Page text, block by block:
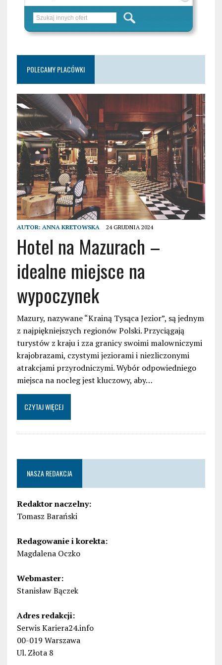
POLECAMY PLACÓWKI
AUTOR: ANNA KRETOWSKA 24 GRUDNIA 2024
Hotel na Mazurach –
idealne miejsce na
wypoczynek
Mazury, nazywane “Krainą Tysąca Jezior”, są jednym
z najpiękniejszych regionów Polski. Przyciągają
turystów z kraju i zza granicy swoimi malowniczymi
krajobrazami, czystymi jeziorami i niezliczonymi
atrakcjami przyrodniczymi. Wybór odpowiedniego
miejsca na nocleg jest kluczowy, aby…
CZYTAJ WIĘCEJ
NASZA REDAKCJA
Redaktor naczelny:
Tomasz Barański
Redagowanie i korekta:
Magdalena Oczko
Webmaster:
Stanisław Bączek
Adres redakcji:
Serwis Kariera24.info
00-019 Warszawa
Ul. Złota 8